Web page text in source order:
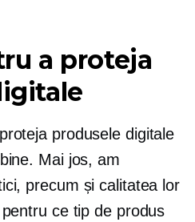
a proteja
produsele digitale
Mai jos, am
precum și calitatea lor
ce tip de produs